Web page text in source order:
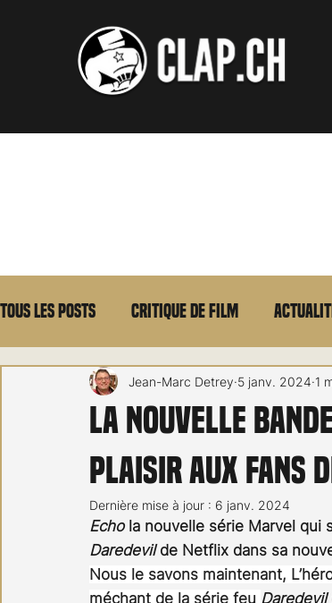
Tous les posts Critique de film
Max Borg Laurent Scherlen
Carnet noir Open Air Série TV
La nouvelle
plaisir aux fans
Jean-Marc Detrey 5 janv. 2024 1
Dernière mise à jour : 6 janv. 2024
Echo la nouvelle série Marvel qui
Daredevil de Netflix dans sa
Nous le savons maintenant,
méchant de la série feu Daredevil